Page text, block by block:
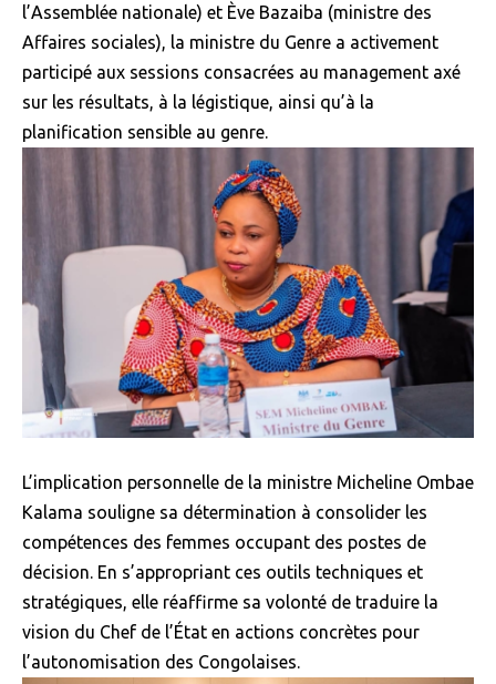
l’Assemblée nationale) et Ève Bazaiba (ministre des
Affaires sociales), la ministre du Genre a activement
participé aux sessions consacrées au management axé
sur les résultats, à la légistique, ainsi qu’à la
planification sensible au genre.
L’implication personnelle de la ministre Micheline Ombae
Kalama souligne sa détermination à consolider les
compétences des femmes occupant des postes de
décision. En s’appropriant ces outils techniques et
stratégiques, elle réaffirme sa volonté de traduire la
vision du Chef de l’État en actions concrètes pour
l’autonomisation des Congolaises.